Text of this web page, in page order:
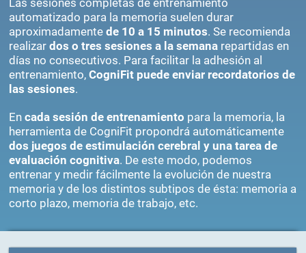
Las sesiones completas de entrenamiento
automatizado para la memoria suelen durar
aproximadamentede 10 a 15 minutos. Se recomienda
realizardos o tres sesiones a la semana repartidas en
días no consecutivos. Para facilitar la adhesión al
entrenamiento,CogniFit puede enviar recordatorios de
las sesiones.
Encada sesión de entrenamiento para la memoria, la
herramienta de CogniFit propondrá automáticamente
dos juegos de estimulación cerebral y una tarea de
evaluación cognitiva. De este modo, podemos
entrenar y medir fácilmente la evolución de nuestra
memoria y de los distintos subtipos de ésta: memoria a
corto plazo, memoria de trabajo, etc.